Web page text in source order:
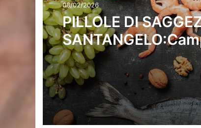
08/02/2026
PILLOLE DI
nel territorio del
innovazione